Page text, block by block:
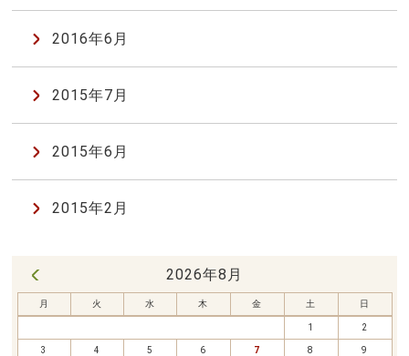
2016年6月
2015年7月
2015年6月
2015年2月
2026年8月
月 火 水 木 金 土 日
1 2
3 4 5 6 7 8 9